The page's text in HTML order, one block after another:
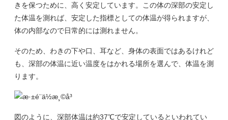
きを保つために、高く安定しています。この体の深部の安定し
た体温を測れば、安定した指標としての体温が得られますが、
体の内部なので日常的には測れません。
そのため、わきの下や口、耳など、身体の表面ではあるけれど
も、深部の体温に近い温度をはかれる場所を選んで、体温を測
ります。
図のように、深部体温は約37℃で安定しているといわれてい